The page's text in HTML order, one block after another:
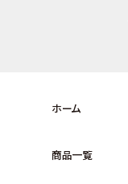
ホーム
商品一覧